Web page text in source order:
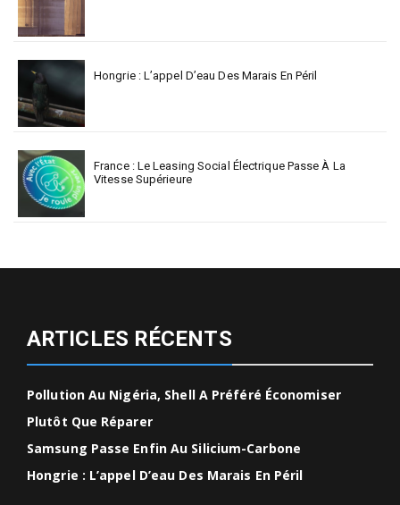
Hongrie : L’appel D’eau Des Marais En Péril
France : Le Leasing Social Électrique Passe À La
Vitesse Supérieure
ARTICLES RÉCENTS
Pollution Au Nigéria, Shell A Préféré Économiser
Plutôt Que Réparer
Samsung Passe Enfin Au Silicium-Carbone
Hongrie : L’appel D’eau Des Marais En Péril